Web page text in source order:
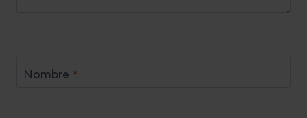
Nombre *